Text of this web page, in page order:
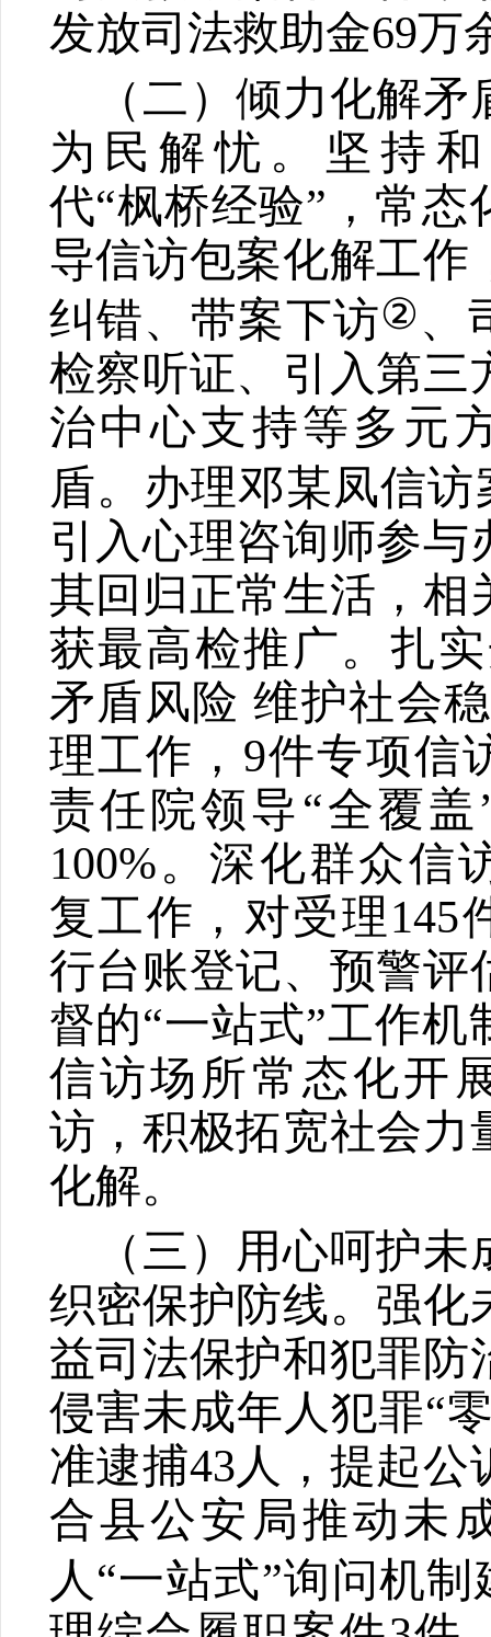
发放司法救助金69万
（二）倾力化解
为民解忧。 坚持
代“枫桥经验” ，常
导信访包案化解工作
纠错、带案下访②、
检察听证、引入第三
治中心支持等多元
盾。办理邓某凤信访
引入心理咨询师参与
其回归正常生活，相
获最高检推广。扎
矛盾风险 维护社会
理工作， 9件专项信
责任院领导“全覆盖
100%。深化群众信
复工作，对受理145
行台账登记、预警评
督的“一站式”工作机
信访场所常态化开
访，积极拓宽社会力
化解。
（三）用心呵护
织密保护防线。 强化
益司法保护和犯罪防
侵害未成年人犯罪“
准逮捕43人，提起公
合县公安局推动未
人 “一站式”询问机制